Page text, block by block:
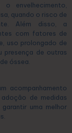
envelhecimento,
quando o risco de
Além disso, a
com fatores de
uso prolongado de
presença de outras
óssea.
acompanhamento
de medidas
uma melhor